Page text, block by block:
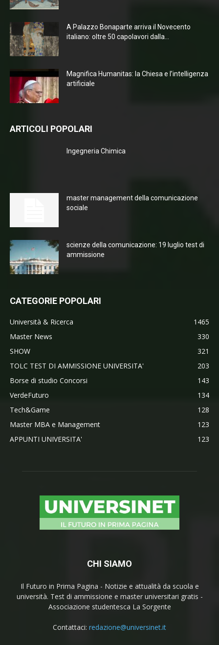
A Palazzo Bonaparte arriva il Novecento
italiano: oltre 50 capolavori dalla...
Magnifica Humanitas: la Chiesa e l’intelligenza
artificiale
ARTICOLI POPOLARI
Ingegneria Chimica
master management della comunicazione
sociale
scienze della comunicazione: 19 luglio test di
ammissione
CATEGORIE POPOLARI
Università & Ricerca
1465
Master News
330
SHOW
321
TOLC TEST DI AMMISSIONE UNIVERSITA'
203
Borse di studio Concorsi
143
VerdeFuturo
134
Tech&Game
128
Master MBA e Management
123
APPUNTI UNIVERSITA'
123
CHI SIAMO
Il Futuro in Prima Pagina - Notizie e attualità da scuola e
università. Test di ammissione e master universitari gratis -
Associazione studentesca La Sorgente
Contattaci: redazione@universinet.it